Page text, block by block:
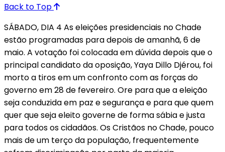
Back to Top
SÁBADO, DIA 4 As eleições presidenciais no Chade
estão programadas para depois de amanhã, 6 de
maio. A votação foi colocada em dúvida depois que o
principal candidato da oposição, Yaya Dillo Djérou, foi
morto a tiros em um confronto com as forças do
governo em 28 de fevereiro. Ore para que a eleição
seja conduzida em paz e segurança e para que quem
quer que seja eleito governe de forma sábia e justa
para todos os cidadãos. Os Cristãos no Chade, pouco
mais de um terço da população, frequentemente